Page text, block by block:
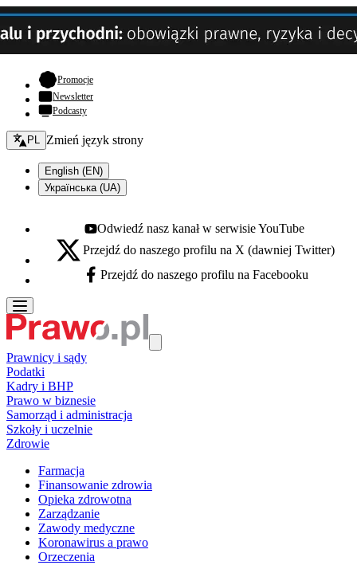
Promocje- otwiera się w nowej karcie
Newsletter
Podcasty
Zmień język - bieżący:
PL Zmień język strony
English (EN)
Українська (UA)
Youtube - otwiera się w nowej karcie
Odwiedź nasz kanał w serwisie YouTube
X - otwiera się w nowej karcie
Przejdź do naszego profilu na X (dawniej Twitter)
Facebook - otwiera się w nowej karcie
Przejdź do naszego profilu na Facebooku
Prawnicy i sądy
Podatki
Kadry i BHP
Prawo w biznesie
Samorząd i administracja
Szkoły i uczelnie
Zdrowie
Farmacja
Finansowanie zdrowia
Opieka zdrowotna
Zarządzanie
Zawody medyczne
Koronawirus a prawo
Orzeczenia